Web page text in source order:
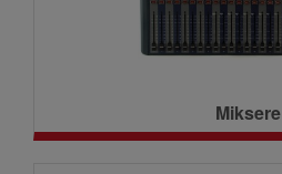
Miksere